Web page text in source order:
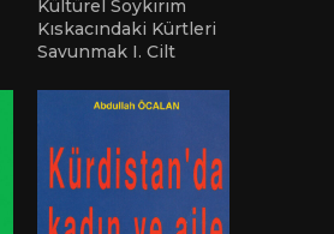
Kültürel Soykırım
Kıskacındaki Kürtleri
Savunmak I. Cilt